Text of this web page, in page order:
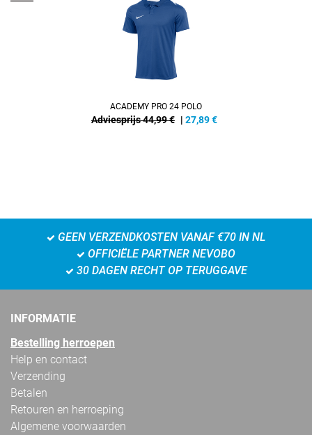
ACADEMY PRO 24 POLO
Adviesprijs 44,99 € | 27,89€
GEEN VERZENDKOSTEN VANAF €70 IN NL
OFFICIËLE PARTNER NEVOBO
30 DAGEN RECHT OP TERUGGAVE
INFORMATIE
Bestelling herroepen
Help en contact
Verzending
Betalen
Retouren en herroeping
Algemene voorwaarden